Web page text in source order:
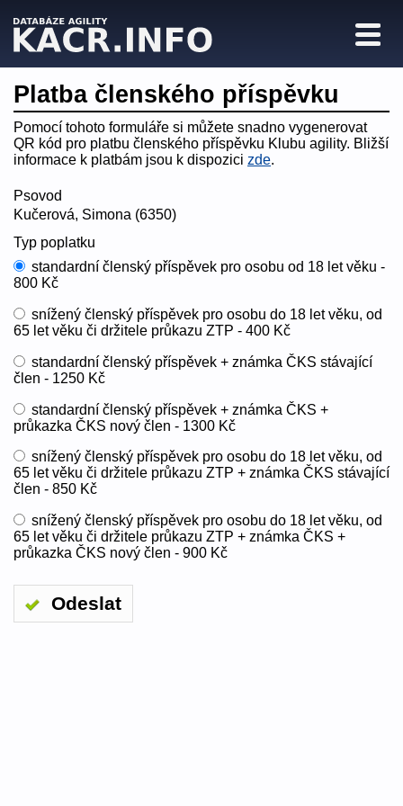
Platba členského příspěvku
Pomocí tohoto formuláře si můžete snadno vygenerovat
QR kód pro platbu členského příspěvku Klubu agility. Bližší
informace k platbám jsou k dispozici zde.
Psovod
Kučerová, Simona (6350)
Typ poplatku
standardní členský příspěvek pro osobu od 18 let věku -
800 Kč
snížený členský příspěvek pro osobu do 18 let věku, od
65 let věku či držitele průkazu ZTP - 400 Kč
standardní členský příspěvek + známka ČKS stávající
člen - 1250 Kč
standardní členský příspěvek + známka ČKS +
průkazka ČKS nový člen - 1300 Kč
snížený členský příspěvek pro osobu do 18 let věku, od
65 let věku či držitele průkazu ZTP + známka ČKS stávající
člen - 850 Kč
snížený členský příspěvek pro osobu do 18 let věku, od
65 let věku či držitele průkazu ZTP + známka ČKS +
průkazka ČKS nový člen - 900 Kč
Odeslat